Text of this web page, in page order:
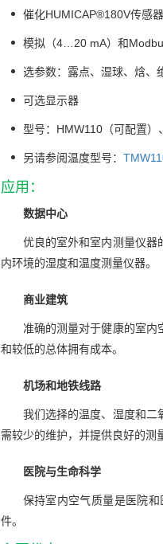
催化HUMICAP®180V传感
模拟（4…20 mA）和
选参数：露点、湿球、焓、
可选显示器
型号：HMW110（可配置
另请参阅温度型号：
应用：
数据中心
优良的室外和室内测量仪器
内环境的湿度和温度测量仪器。
商业建筑
准确的测量对于健康的室内
和较低的总体拥有成本。
机场和地铁线路
我们选择的温度、湿度和二
需较少的维护，并提供良好的测
医院与生命科学
保持室内空气质量是医院
件。